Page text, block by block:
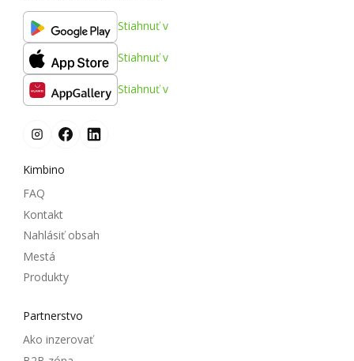
Stiahnuť v
Stiahnuť v
Stiahnuť v
Kimbino
FAQ
Kontakt
Nahlásiť obsah
Mestá
Produkty
Partnerstvo
Ako inzerovať